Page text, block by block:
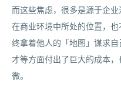
而这些焦虑，很多是源于企
在商业环境中所处的位置，
终拿着他人的「地图」谋求
才等方面付出了巨大的成本
微。